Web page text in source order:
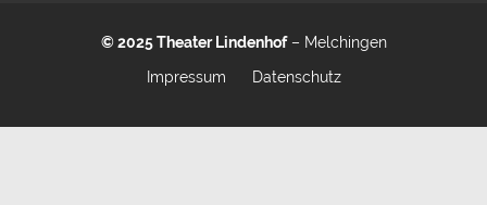
© 2025Theater Lindenhof– Melchingen
Impressum
Datenschutz